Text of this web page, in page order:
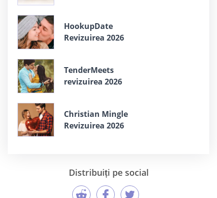
HookupDate
Revizuirea 2026
TenderMeets
revizuirea 2026
Christian Mingle
Revizuirea 2026
Distribuiți pe social